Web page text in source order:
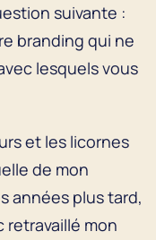
suivante :
branding qui ne
lesquels vous
et les licornes
de mon
années plus tard,
retravaillé mon